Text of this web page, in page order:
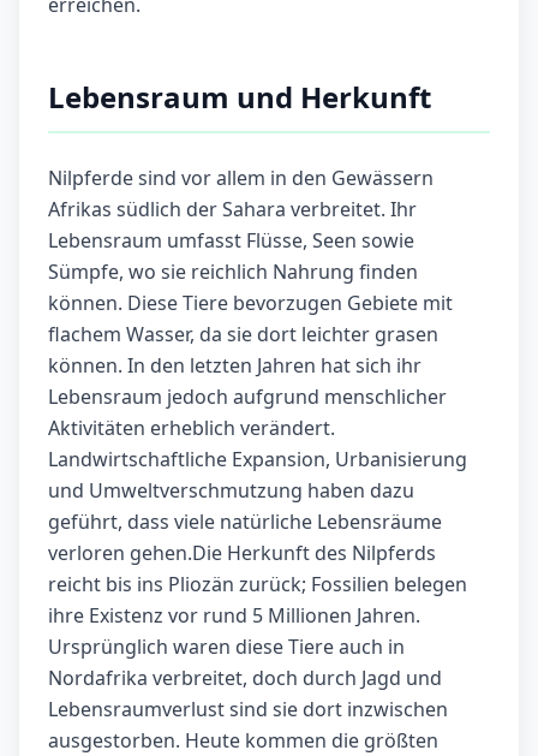
Lebensraum und Herkunft
Nilpferde sind vor allem in den Gewässern
Afrikas südlich der Sahara verbreitet. Ihr
Lebensraum umfasst Flüsse, Seen sowie
Sümpfe, wo sie reichlich Nahrung finden
können. Diese Tiere bevorzugen Gebiete mit
flachem Wasser, da sie dort leichter grasen
können. In den letzten Jahren hat sich ihr
Lebensraum jedoch aufgrund menschlicher
Aktivitäten erheblich verändert.
Landwirtschaftliche Expansion, Urbanisierung
und Umweltverschmutzung haben dazu
geführt, dass viele natürliche Lebensräume
verloren gehen.Die Herkunft des Nilpferds
reicht bis ins Pliozän zurück; Fossilien belegen
ihre Existenz vor rund 5 Millionen Jahren.
Ursprünglich waren diese Tiere auch in
Nordafrika verbreitet, doch durch Jagd und
Lebensraumverlust sind sie dort inzwischen
ausgestorben. Heute kommen die größten